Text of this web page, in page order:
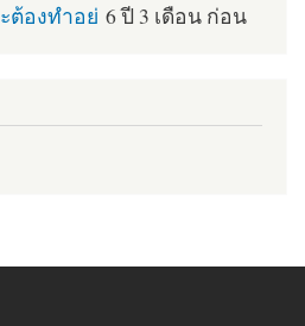
ต้องทำอย่ 6 ปี 3 เดือน ก่อน